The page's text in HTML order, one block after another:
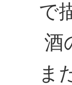
で
酒
ま